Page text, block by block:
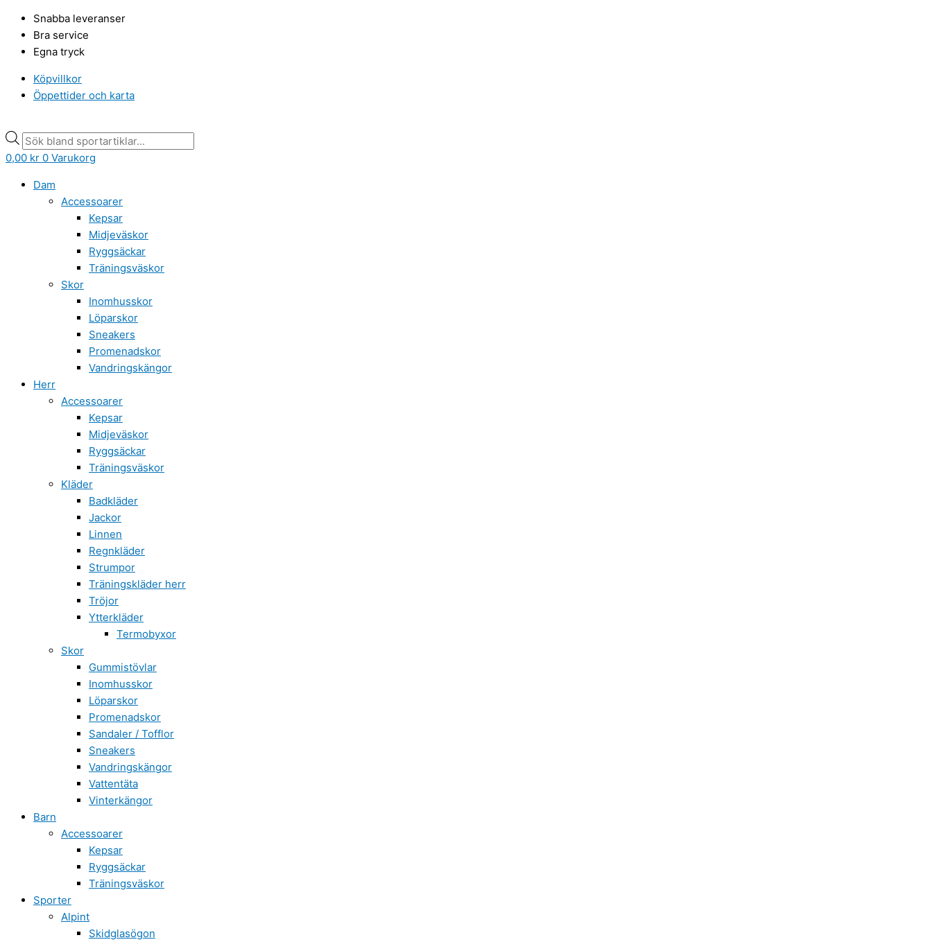
innehåll
Snabba leveranser
Bra service
Egna tryck
Köpvillkor
Öppettider och karta
search
0,00 kr 0 Varukorg
Dam
Accessoarer
Kepsar
Midjeväskor
Ryggsäckar
Träningsväskor
Skor
Inomhusskor
Löparskor
Sneakers
Promenadskor
Vandringskängor
Herr
Accessoarer
Kepsar
Midjeväskor
Ryggsäckar
Träningsväskor
Kläder
Badkläder
Jackor
Linnen
Regnkläder
Strumpor
Träningskläder herr
Tröjor
Ytterkläder
Termobyxor
Skor
Gummistövlar
Inomhusskor
Löparskor
Promenadskor
Sandaler / Tofflor
Sneakers
Vandringskängor
Vattentäta
Vinterkängor
Barn
Accessoarer
Kepsar
Ryggsäckar
Träningsväskor
Sporter
Alpint
Skidglasögon
search